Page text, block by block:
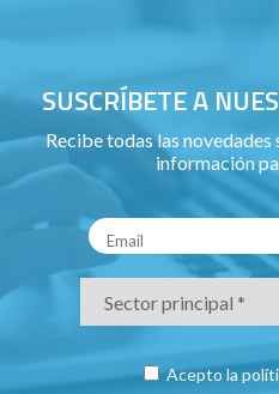
SUSCRÍBETE A
Recibe todas las
información
Acepto la